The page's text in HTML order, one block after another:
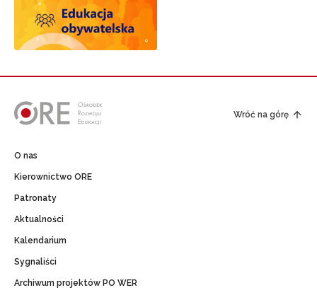
Wróć na górę
O nas
Kierownictwo ORE
Patronaty
Aktualności
Kalendarium
Sygnaliści
Archiwum projektów PO WER